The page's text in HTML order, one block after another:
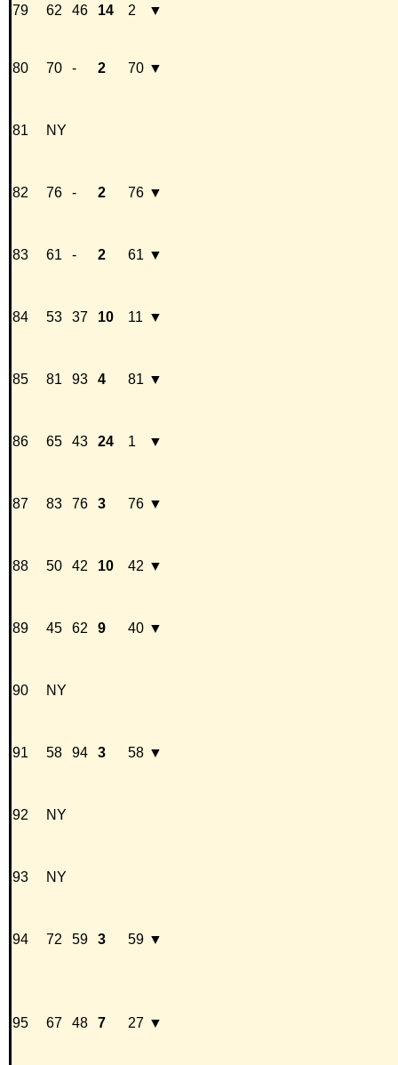
79 62 46 14 2 ▼
80 70 - 2 70 ▼
81 NY
82 76 - 2 76 ▼
83 61 - 2 61 ▼
84 53 37 10 11 ▼
85 81 93 4 81 ▼
86 65 43 24 1 ▼
87 83 76 3 76 ▼
88 50 42 10 42 ▼
89 45 62 9 40 ▼
90 NY
91 58 94 3 58 ▼
92 NY
93 NY
94 72 59 3 59 ▼
95 67 48 7 27 ▼